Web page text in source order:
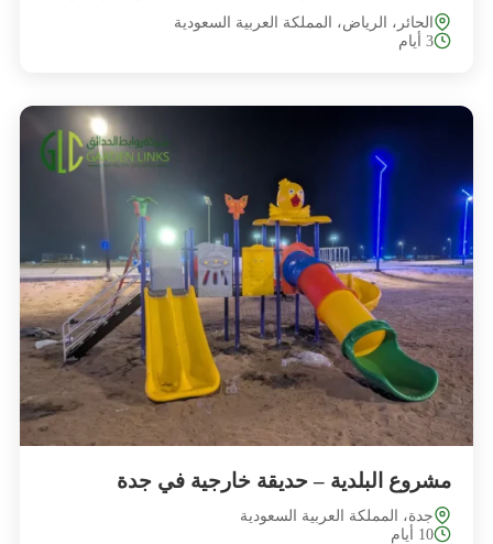
الحائر، الرياض، المملكة العربية السعودية
3 أيام
مشروع البلدية – حديقة خارجية في جدة
جدة، المملكة العربية السعودية
10 أيام